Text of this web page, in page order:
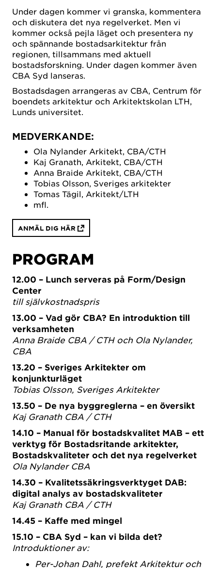
Under dagen kommer vi granska, kommentera
och diskutera det nya regelverket. Men vi
kommer också pejla läget och presentera ny
och spännande bostadsarkitektur från
regionen, tillsammans med aktuell
bostadsforskning. Under dagen kommer även
CBA Syd lanseras.
Bostadsdagen arrangeras av CBA, Centrum för
boendets arkitektur och Arkitektskolan LTH,
Lunds universitet.
MEDVERKANDE:
Ola Nylander Arkitekt, CBA/CTH
Kaj Granath, Arkitekt, CBA/CTH
Anna Braide Arkitekt, CBA/CTH
Tobias Olsson, Sveriges arkitekter
Tomas Tägil, Arkitekt/LTH
mfl.
ANMÄL DIG HÄR
PROGRAM
12.00 – Lunch serveras på Form/Design
Center
till självkostnadspris
13.00 – Vad gör CBA? En introduktion till
verksamheten
Anna Braide CBA / CTH och Ola Nylander,
CBA
13.20 – Sveriges Arkitekter om
konjunkturläget
Tobias Olsson, Sveriges Arkitekter
13.50 – De nya byggreglerna – en översikt
Kaj Granath CBA / CTH
14.10 – Manual för bostadskvalitet MAB – ett
verktyg för Bostadsritande arkitekter,
Bostadskvaliteter och det nya regelverket
Ola Nylander CBA
14.30 – Kvalitetssäkringsverktyget DAB:
digital analys av bostadskvaliteter
Kaj Granath CBA / CTH
14.45 – Kaffe med mingel
15.10 – CBA Syd – kan vi bilda det?
Introduktioner av:
Per-Johan Dahl, prefekt Arkitektur och